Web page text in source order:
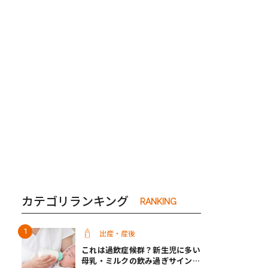
夫婦
カテゴリランキング RANKING
出産・産後
これは過飲症候群？新生児に多い
母乳・ミルクの飲み過ぎサインと